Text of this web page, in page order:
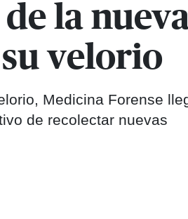
la
velorio
Medicina Forense
de recolectar nuevas